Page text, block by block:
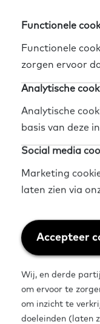
Meer
Begrippenlijst
Handreiking
Themapagina
Functionele
Functionele
zorgen ervoor
Analytische
Analytische
basis van deze
Social media
Marketing
laten zien via
Accepteer
Weiger
cookies
Wij, en derde
om ervoor te
om inzicht te
doeleinden (laten